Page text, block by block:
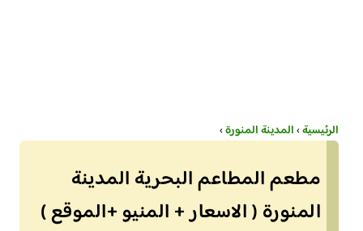
الرئيسية›المدينة المنورة›
مطعم المطاعم البحرية المدينة
المنورة ( الاسعار + المنيو +الموقع )